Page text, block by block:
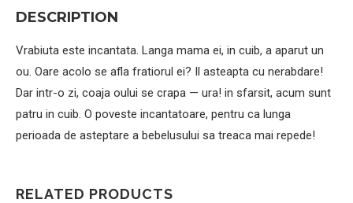
DESCRIPTION
Vrabiuta este incantata. Langa mama ei, in cuib, a aparut un
ou. Oare acolo se afla fratiorul ei? Il asteapta cu nerabdare!
Dar intr-o zi, coaja oului se crapa — ura! in sfarsit, acum sunt
patru in cuib. O poveste incantatoare, pentru ca lunga
perioada de asteptare a bebelusului sa treaca mai repede!
RELATED PRODUCTS